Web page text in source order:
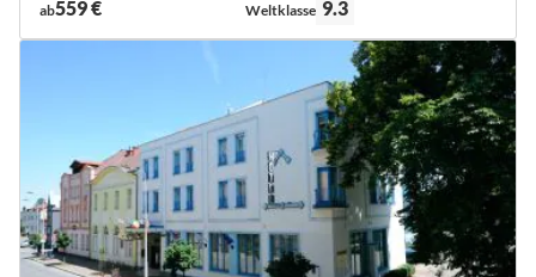
ab559 € Weltklasse 9.3